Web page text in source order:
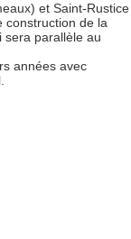
et Saint-Rustice
construction de la
sera parallèle au
années avec
de Toulouse